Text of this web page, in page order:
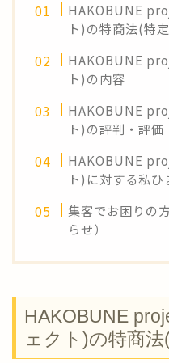
HAKOBUNE
ト)の特商法(特
HAKOBUNE
ト)の内容
HAKOBUNE
ト)の評判・評
HAKOBUNE
ト)に対する私
集客でお困りの
らせ）
HAKOBUNE
ェクト)の特商